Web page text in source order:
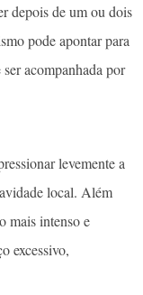
depois de um ou dois
pode apontar para
acompanhada por
levemente a
local. Além
mais intenso e
excessivo,